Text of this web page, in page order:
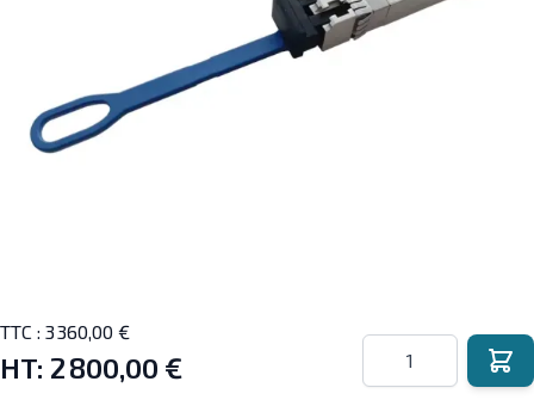
TTC : 3 360,00 €
HT: 2 800,00 €
Quantité